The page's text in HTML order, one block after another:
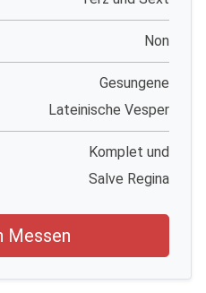
Non
Gesungene
Lateinische Vesper
Komplet und
Salve Regina
Messen